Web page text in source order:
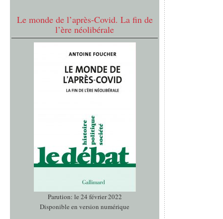
Le monde de l’après-Covid. La fin de
l’ère néolibérale
Parution: le 24 février 2022
Disponible en version numérique